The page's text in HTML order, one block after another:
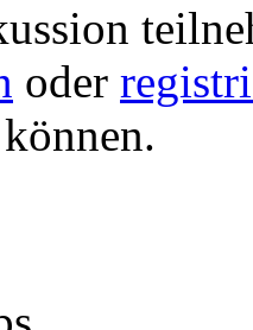
oder